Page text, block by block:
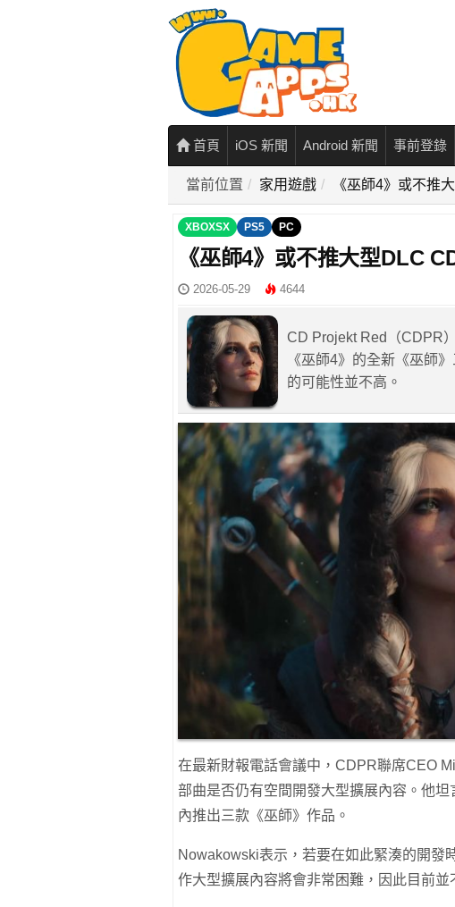
首頁 iOS 新聞 Android 新聞 事前登錄
當前位置 家用遊戲 《巫師4》或不推
XBOXSX PS5 PC
《巫師4》或不推大型DLC
2026-05-29 4644
CD Projekt Red（CDPR
《巫師4》的全新《巫師
的可能性並不高。
在最新財報電話會議中，CDPR聯席CEO
部曲是否仍有空間開發大型擴展內容。他
內推出三款《巫師》作品。
Nowakowski表示，若要在如此緊湊的開發
作大型擴展內容將會非常困難，因此目前並